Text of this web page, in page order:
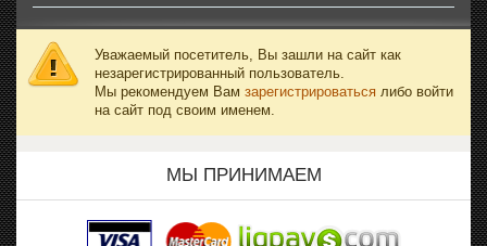
Уважаемый посетитель, Вы зашли на сайт как
незарегистрированный пользователь.
Мы рекомендуем Вам зарегистрироваться либо войти
на сайт под своим именем.
МЫ ПРИНИМАЕМ